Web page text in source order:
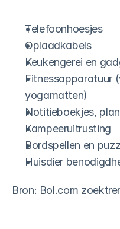
Telefoonhoesjes
Oplaadkabels
Keukengerei en
Fitnessapparatuur
yogamatten)
Notitieboekjes,
Kampeeruitrusting
Bordspellen en
Huisdier
Bron: Bol.com